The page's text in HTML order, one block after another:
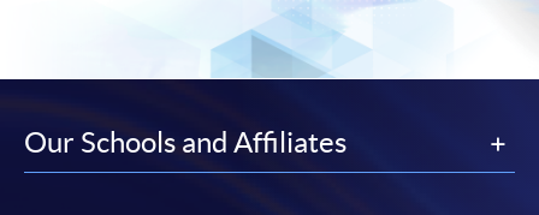
報讀同一學歷頒授課程內其他單元
​學院為學歷頒授課程特設「註冊及學費通知」，適
用於一般學歷頒授課程。
Our Schools and Affiliates